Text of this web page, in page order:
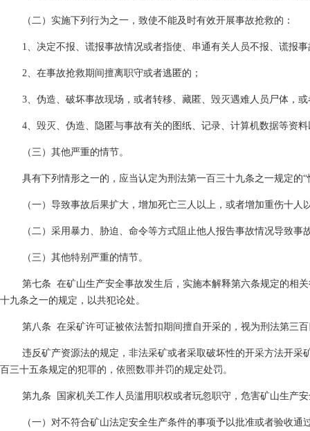
（二）实施下列行为之一，致使不能及时有效开展事故抢救的：
1、决定不报、谎报事故情况或者指使、串通有关人员不报、谎报
2、在事故抢救期间擅离职守或者逃匿的；
3、伪造、破坏事故现场，或者转移、藏匿、毁灭遇难人员尸体，
4、毁灭、伪造、隐匿与事故有关的图纸、记录、计算机数据等资
（三）其他严重的情节。
具有下列情形之一的，应当认定为刑法第一百三十九条之一规定的“
（一）导致事故后果扩大，增加死亡三人以上，或者增加重伤十
（二）采用暴力、胁迫、命令等方式阻止他人报告事故情况导致事
（三）其他特别严重的情节。
第七条 在矿山生产安全事故发生后，实施本解释第六条规定的相
十九条之一的规定，以共犯论处。
第八条 在采矿许可证被依法暂扣期间擅自开采的，视为刑法第三
违反矿产资源法的规定，非法采矿或者采取破坏性的开采方法开
百三十五条规定的犯罪的，依照数罪并罚的规定处罚。
第九条 国家机关工作人员滥用职权或者玩忽职守，危害矿山生产
（一）对不符合矿山法定安全生产条件的事项予以批准或者验收通